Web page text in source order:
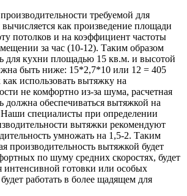
требуемой для
как произведение площади
потолков и на коэффициент частоты
за час (10-12). Таким образом
для кухни площадью 15 кв.м. и высотой
быть ниже: 15*2,7*10 или 12 = 405
использовать вытяжку на
не комфортно из-за шума, расчетная
должна обеспечиваться вытяжкой на
Наши специалисты при определении
вытяжки рекомендуют
умножать на 1,5-2. Таким
производительность вытяжкой будет
по шуму средних скоростях, будет
интенсивной готовки или особых
работать в более щадящем для